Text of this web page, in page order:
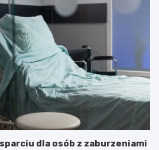
dla osób z zaburzeniami